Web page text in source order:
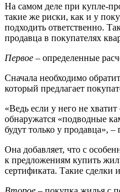
На самом деле при купле-
такие же риски, как и у
подходить ответственно.
продавца в покупателях
Первое – определенные
Сначала необходимо
который предлагает
«Ведь если у него не
обнаружатся «подводные
будут только у продавца», –
Она добавляет, что с
к предложениям купить
сертификата. Такие